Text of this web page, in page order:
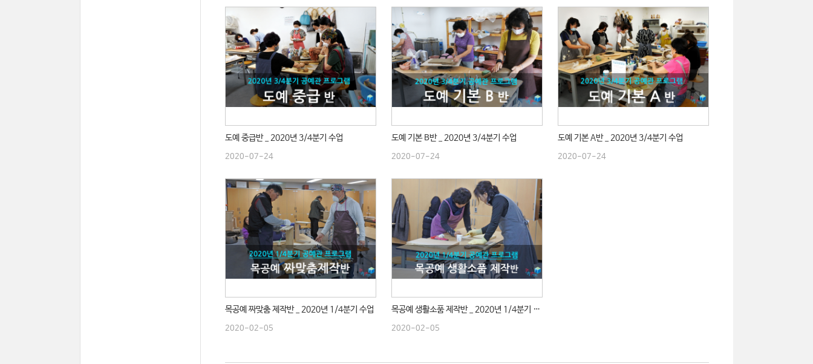
도예 중급반 _ 2020년 3/4분기 수업
2020-07-24
도예 기본 B반 _ 2020년 3/4분기 수업
2020-07-24
도예 기본 A반 _ 2020년 3/4분기 수업
2020-07-24
목공예 짜맞춤 제작반 _ 2020년 1/4분기 수업
2020-02-05
목공예 생활소품 제작반 _ 2020년 1/4분기 수업
2020-02-05